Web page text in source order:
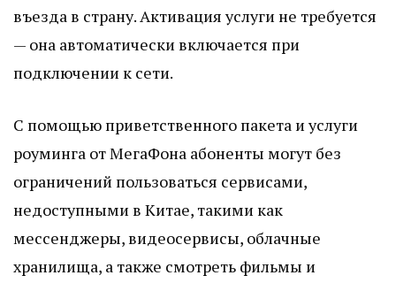
въезда в страну. Активация услуги не требуется
— она автоматически включается при
подключении к сети.
С помощью приветственного пакета и услуги
роуминга от МегаФона абоненты могут без
ограничений пользоваться сервисами,
недоступными в Китае, такими как
мессенджеры, видеосервисы, облачные
хранилища, а также смотреть фильмы и